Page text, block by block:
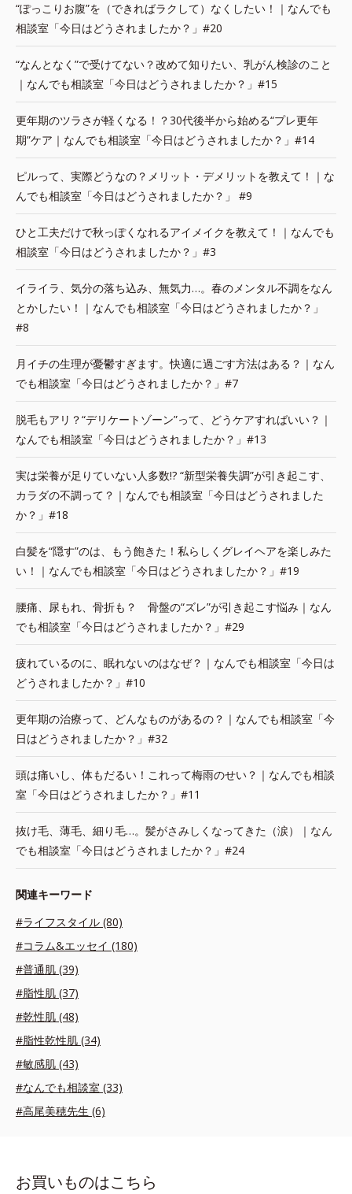
“ぽっこりお腹”を（できればラクして）なくしたい！｜なんでも
相談室「今日はどうされましたか？」#20
“なんとなく”で受けてない？改めて知りたい、乳がん検診のこと
｜なんでも相談室「今日はどうされましたか？」#15
更年期のツラさが軽くなる！？30代後半から始める“プレ更年
期”ケア｜なんでも相談室「今日はどうされましたか？」#14
ピルって、実際どうなの？メリット・デメリットを教えて！｜な
んでも相談室「今日はどうされましたか？」 #9
ひと工夫だけで秋っぽくなれるアイメイクを教えて！｜なんでも
相談室「今日はどうされましたか？」#3
イライラ、気分の落ち込み、無気力…。春のメンタル不調をなん
とかしたい！｜なんでも相談室「今日はどうされましたか？」
#8
月イチの生理が憂鬱すぎます。快適に過ごす方法はある？｜なん
でも相談室「今日はどうされましたか？」#7
脱毛もアリ？“デリケートゾーン”って、どうケアすればいい？｜
なんでも相談室「今日はどうされましたか？」#13
実は栄養が足りていない人多数!? “新型栄養失調”が引き起こす、
カラダの不調って？｜なんでも相談室「今日はどうされました
か？」#18
白髪を“隠す”のは、もう飽きた！私らしくグレイヘアを楽しみた
い！｜なんでも相談室「今日はどうされましたか？」#19
腰痛、尿もれ、骨折も？ 骨盤の“ズレ”が引き起こす悩み｜なん
でも相談室「今日はどうされましたか？」#29
疲れているのに、眠れないのはなぜ？｜なんでも相談室「今日は
どうされましたか？」#10
更年期の治療って、どんなものがあるの？｜なんでも相談室「今
日はどうされましたか？」#32
頭は痛いし、体もだるい！これって梅雨のせい？｜なんでも相談
室「今日はどうされましたか？」#11
抜け毛、薄毛、細り毛…。髪がさみしくなってきた（涙）｜なん
でも相談室「今日はどうされましたか？」#24
関連キーワード
#ライフスタイル (80)
#コラム&エッセイ (180)
#普通肌 (39)
#脂性肌 (37)
#乾性肌 (48)
#脂性乾性肌 (34)
#敏感肌 (43)
#なんでも相談室 (33)
#高尾美穂先生 (6)
お買いものはこちら